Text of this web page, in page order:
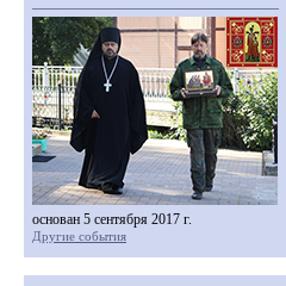
основан 5 сентября 2017 г.
Другие события